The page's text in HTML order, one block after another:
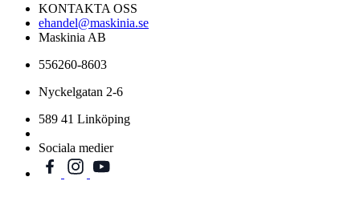
KONTAKTA OSS
ehandel@maskinia.se
Maskinia AB
556260-8603
Nyckelgatan 2-6
589 41 Linköping
Sociala medier